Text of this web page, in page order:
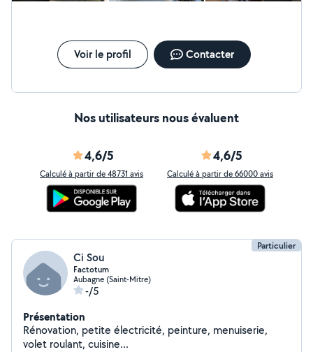
Voir le profil Contacter
Nos utilisateurs nous évaluent
4,6/5
Calculé à partir de 48731 avis
4,6/5
Calculé à partir de 66000 avis
Particulier
Ci Sou
Factotum
Aubagne (Saint-Mitre)
-/5
Présentation
Rénovation, petite électricité, peinture, menuiserie,
volet roulant, cuisine...